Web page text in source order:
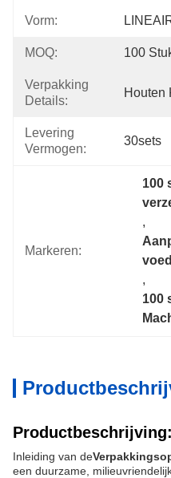
Vorm:
MOQ: 100
Verpakking
Details:
Houten
Levering
Vermogen:
30sets
Markeren:
100
,
,
100
Productbeschrijving:
Inleiding van de
een duurzame,